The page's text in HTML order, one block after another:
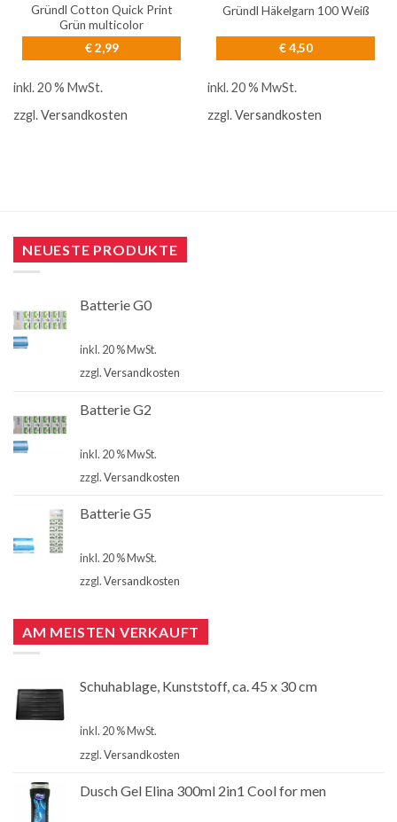
Gründl Cotton Quick Print
Grün multicolor
€2,99
inkl. 20 % MwSt.
zzgl.Versandkosten
Gründl Häkelgarn 100 Weiß
€4,50
inkl. 20 % MwSt.
zzgl.Versandkosten
NEUESTE PRODUKTE
Batterie G0
inkl. 20 % MwSt.
zzgl.Versandkosten
Batterie G2
inkl. 20 % MwSt.
zzgl.Versandkosten
Batterie G5
inkl. 20 % MwSt.
zzgl.Versandkosten
AM MEISTEN VERKAUFT
Schuhablage, Kunststoff, ca. 45 x 30 cm
inkl. 20 % MwSt.
zzgl.Versandkosten
Dusch Gel Elina 300ml 2in1 Cool for men